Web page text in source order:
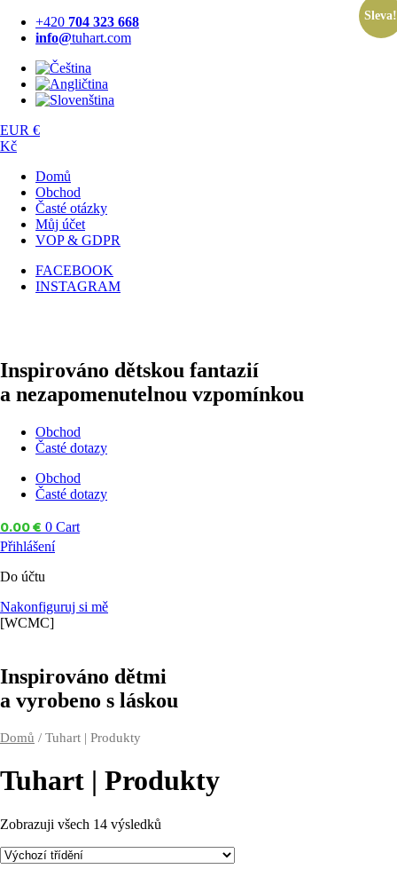
Přejít
+420 704 323 668
info@tuhart.com
EUR €
Kč
Domů
Obchod
Časté otázky
Můj účet
VOP & GDPR
FACEBOOK
INSTAGRAM
Inspirováno dětskou fantazií
a nezapomenutelnou vzpomínkou
Obchod
Časté dotazy
Obchod
Časté dotazy
0.00€ 0 Cart
Přihlášení
Do účtu
Nakonfiguruj si mě
[WCMC]
Inspirováno dětmi
a vyrobeno s láskou
Domů / Tuhart | Produkty
Tuhart | Produkty
Zobrazuji všech 14 výsledků
Sleva!